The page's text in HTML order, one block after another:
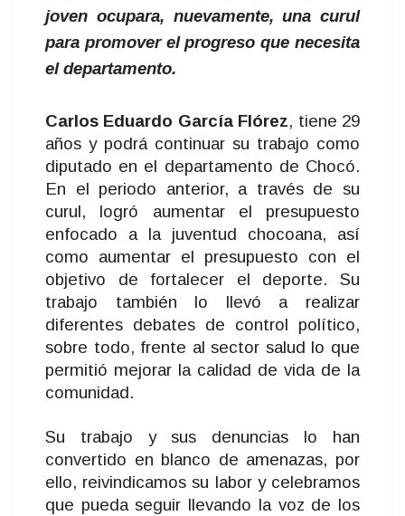
joven ocupara, nuevamente, una curul
para promover el progreso que necesita
el departamento.
Carlos Eduardo García Flórez, tiene 29
años y podrá continuar su trabajo como
diputado en el departamento de Chocó.
En el periodo anterior, a través de su
curul, logró aumentar el presupuesto
enfocado a la juventud chocoana, así
como aumentar el presupuesto con el
objetivo de fortalecer el deporte. Su
trabajo también lo llevó a realizar
diferentes debates de control político,
sobre todo, frente al sector salud lo que
permitió mejorar la calidad de vida de la
comunidad.
Su trabajo y sus denuncias lo han
convertido en blanco de amenazas, por
ello, reivindicamos su labor y celebramos
que pueda seguir llevando la voz de los